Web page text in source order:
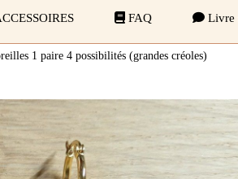
FAQ Livre
1 paire 4 possibilités (grandes créoles)